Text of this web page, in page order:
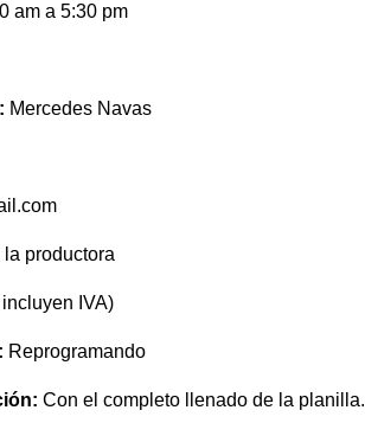
am a 5:30 pm
Mercedes Navas
productora
IVA)
Reprogramando
Con el completo llenado de la planilla.